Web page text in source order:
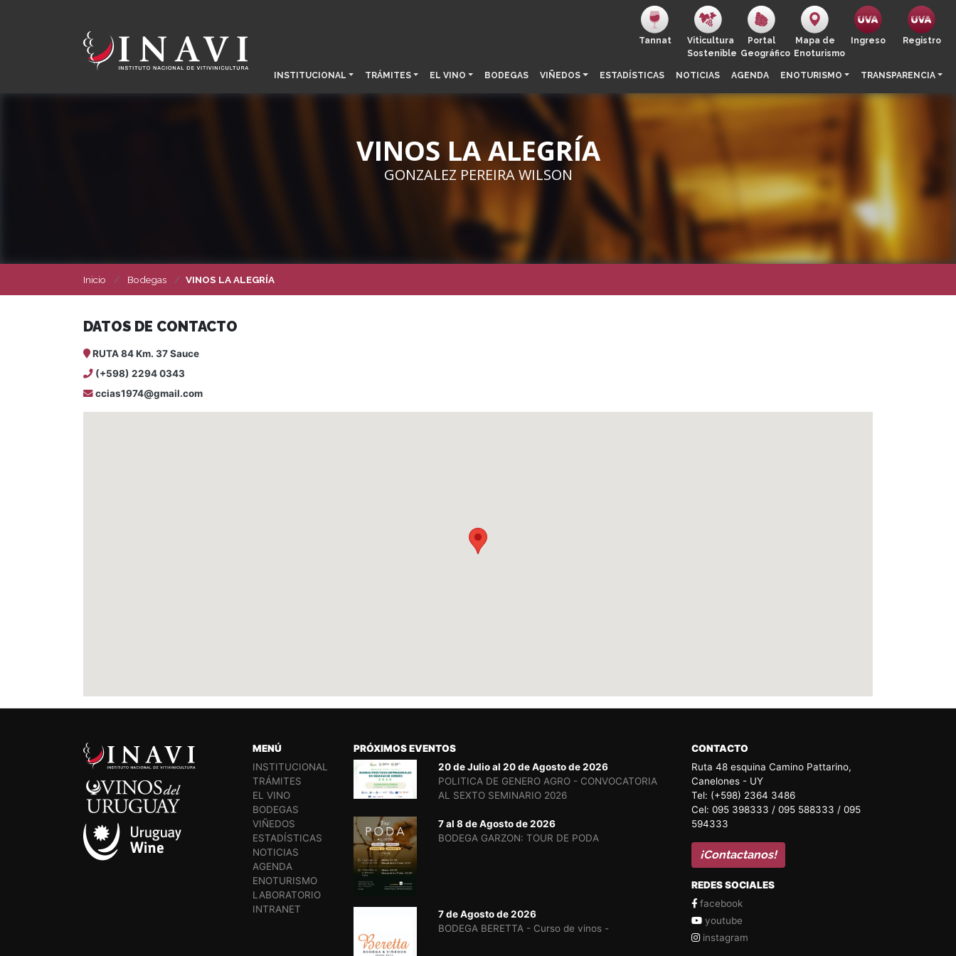
Tannat
Viticultura
Sostenible
Portal
Geográfico
Mapa de
Enoturismo
Ingreso Registro
INSTITUCIONAL TRÁMITES EL VINO BODEGAS VIÑEDOS ESTADÍSTICAS NOTICIAS AGENDA ENOTURISMO TRANSPARENCIA
VINOS LA ALEGRÍA
GONZALEZ PEREIRA WILSON
Inicio Bodegas VINOS LA ALEGRÍA
DATOS DE CONTACTO
RUTA 84 Km. 37 Sauce
(+598) 2294 0343
ccias1974@gmail.com
MENÚ
INSTITUCIONAL
TRÁMITES
EL VINO
BODEGAS
VIÑEDOS
ESTADÍSTICAS
NOTICIAS
AGENDA
ENOTURISMO
LABORATORIO
INTRANET
PRÓXIMOS EVENTOS
20 de Julio al 20 de Agosto de 2026
POLITICA DE GENERO AGRO - CONVOCATORIA
AL SEXTO SEMINARIO 2026
7 al 8 de Agosto de 2026
BODEGA GARZON: TOUR DE PODA
7 de Agosto de 2026
BODEGA BERETTA - Curso de vinos -
CONTACTO
Ruta 48 esquina Camino Pattarino,
Canelones - UY
Tel: (+598) 2364 3486
Cel: 095 398333 / 095 588333 / 095
594333
¡Contactanos!
REDES SOCIALES
facebook
youtube
instagram